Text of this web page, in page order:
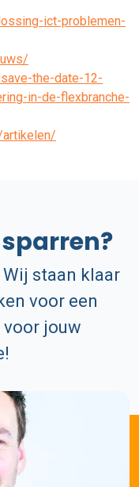
ict-problemen-
the-date-12-
in-de-flexbranche-
staan klaar
voor een
jouw